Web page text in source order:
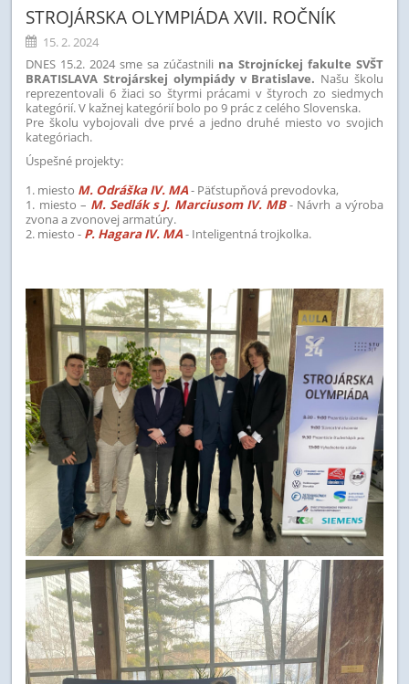
STROJÁRSKA OLYMPIÁDA XVII. ROČNÍK
15. 2. 2024
DNES 15.2. 2024 sme sa zúčastnili na Strojníckej fakulte SVŠT
BRATISLAVA Strojárskej olympiády v Bratislave. Našu školu
reprezentovali 6 žiaci so štyrmi prácami v štyroch zo siedmych
kategórií. V kažnej kategórií bolo po 9 prác z celého Slovenska.
Pre školu vybojovali dve prvé a jedno druhé miesto vo svojich
kategóriach.
Úspešné projekty:
1. miesto M. Odráška IV. MA- Päťstupňová prevodovka,
1. miesto – M. Sedlák s J. Marciusom IV. MB- Návrh a výroba
zvona a zvonovej armatúry.
2. miesto - P. Hagara IV. MA- Inteligentná trojkolka.